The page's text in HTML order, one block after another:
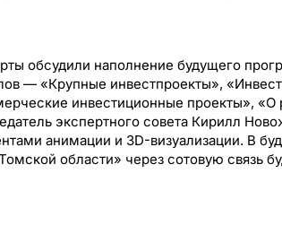
обсудили наполнение будущего
— «Крупные инвестпроекты»,
инвестиционные проекты», «О
экспертного совета Кирилл
анимации и 3D-визуализации. В
области» через сотовую связь